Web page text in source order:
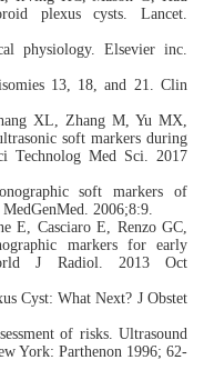
plexus cysts. Lancet.
physiology. Elsevier inc.
13, 18, and 21. Clin
XL, Zhang M, Yu MX,
soft markers during
Technolog Med Sci. 2017
soft markers of
2006;8:9.
E, Casciaro E, Renzo GC,
markers for early
J Radiol. 2013 Oct
Cyst: What Next? J Obstet
of risks. Ultrasound
York: Parthenon 1996; 62-